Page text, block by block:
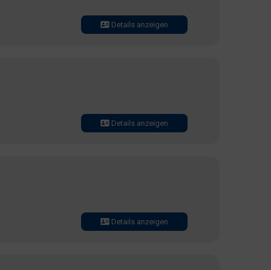
Details anzeigen
Details anzeigen
Details anzeigen